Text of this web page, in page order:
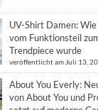
UV-Shirt Damen:
vom Funktionsteil
Trendpiece wurde
veröffentlicht am Juli 13,
About You Everly:
von About You und